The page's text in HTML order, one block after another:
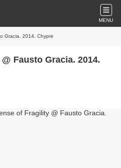
MENU
Gracia. 2014. Chypre
Fausto Gracia. 2014.